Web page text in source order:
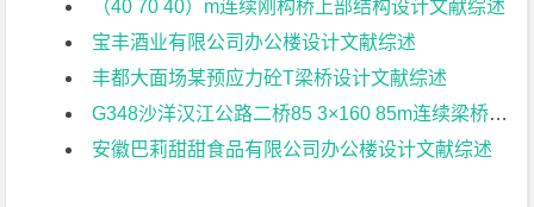
（40 70 40）m连续刚构桥上部结构设计文献综述
宝丰酒业有限公司办公楼设计文献综述
丰都大面场某预应力砼T梁桥设计文献综述
G348沙洋汉江公路二桥85 3×160 85m连续梁桥地震响应分析文献综述
安徽巴莉甜甜食品有限公司办公楼设计文献综述